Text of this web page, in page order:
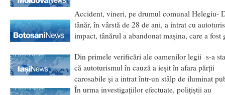
Accident, vineri, pe drumul comunal Helegiu-
tânăr, în vârstă de 28 de ani, a intrat cu
impact, tânărul a abandonat maşina, care a
Din primele verificări ale oamenilor legii s-a
că autoturismul în cauză a ieșit în afara părții
carosabile și a intrat într-un stâlp de iluminat
În urma investigaţiilor efectuate, polițiștii au